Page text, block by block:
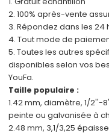
2. 100% après-vente
3. Répondez dans les 24
4. Tout mode de
5. Toutes les autres
disponibles selon vos
YouFa.
Taille populaire :
1.42 mm, diamètre, 1/2''-
peinte ou galvanisée à
2.48 mm, 3,1/3,25